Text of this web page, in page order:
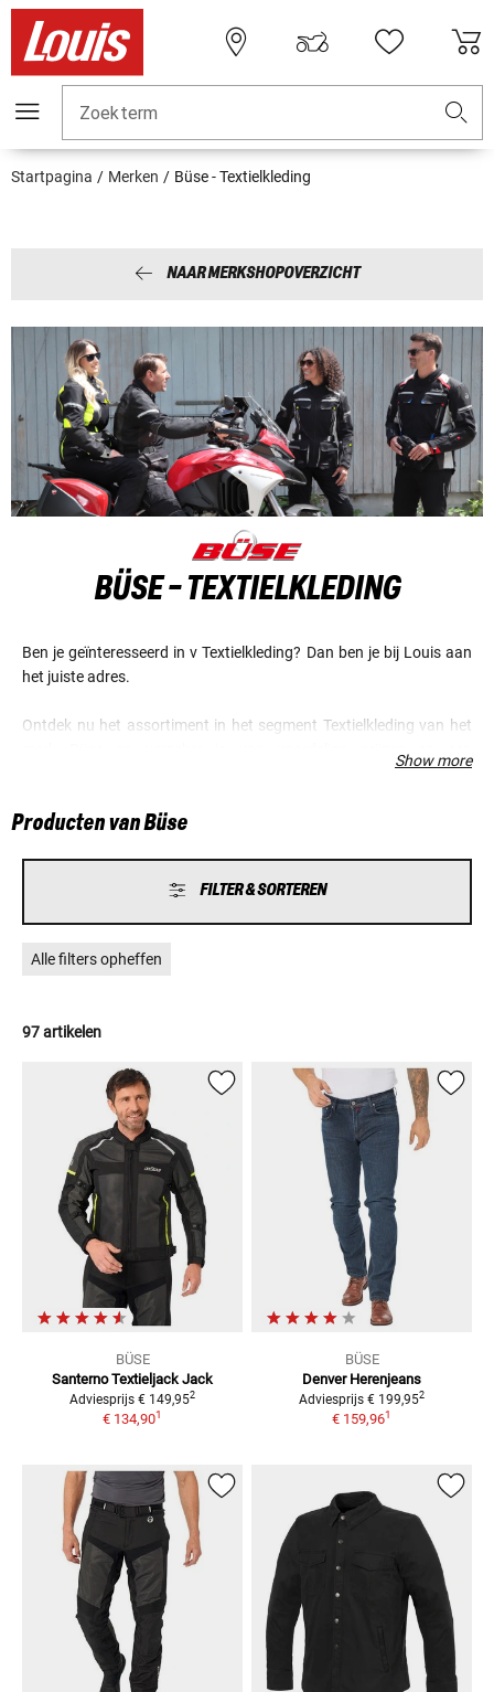
Zoekterm
Startpagina Merken Büse - Textielkleding
NAAR MERKSHOPOVERZICHT
BÜSE - TEXTIELKLEDING
Ben je geïnteresseerd in v Textielkleding? Dan ben je bij Louis aan
het juiste adres.
Ontdek nu het assortiment in het segment Textielkleding van het
Show more
Producten van Büse
FILTER & SORTEREN
Alle filters opheffen
97 artikelen
BÜSE
Santerno Textieljack Jack
Adviesprijs € 149,952
€ 134,901
BÜSE
Denver Herenjeans
Adviesprijs € 199,952
€ 159,961